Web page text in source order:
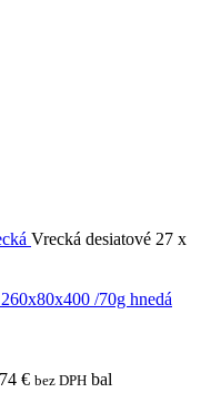
Vrecká desiatové 27 x
/70g hnedá
€ bez DPH bal